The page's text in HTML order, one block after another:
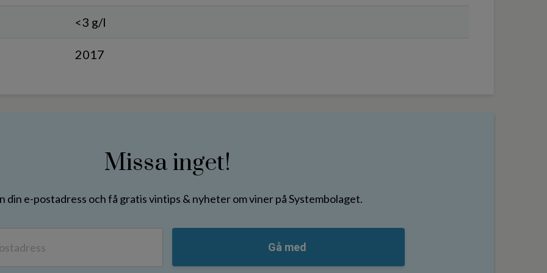
<3 g/l
2017
Missa inget!
din e-postadress och få gratis vintips & nyheter om viner på Systembolaget.
Gå med